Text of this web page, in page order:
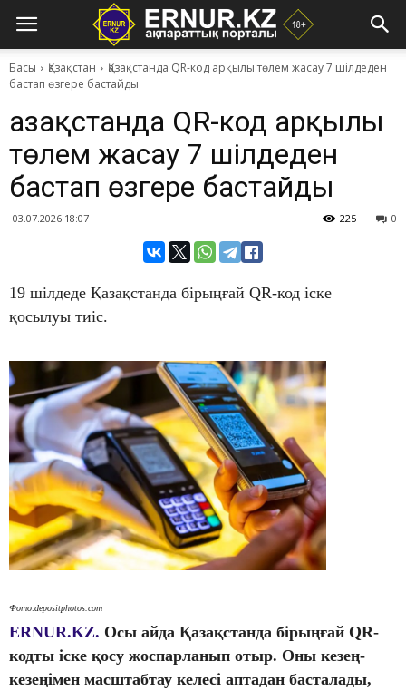
Басы Қазақстан
Қазақстанда QR-код арқылы төлем жасау 7 шілдеден
бастап өзгере бастайды
Қазақстанда QR-код арқылы
төлем жасау 7 шілдеден
бастап өзгере бастайды
03.07.2026 18:07 0
225
19 шілдеде Қазақстанда бірыңғай QR-код іске
қосылуы тиіс.
Фото:depositphotos.com
ERNUR.KZ. Осы айда Қазақстанда бірыңғай QR-
кодты іске қосу жоспарланып отыр. Оны кезең-
кезеңімен масштабтау келесі аптадан басталады,